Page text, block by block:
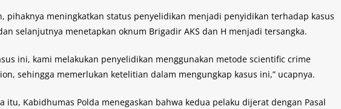
pihaknya meningkatkan status penyelidikan menjadi penyidikan terhadap kasus
selanjutnya menetapkan oknum Brigadir AKS dan H menjadi tersangka.
ini, kami melakukan penyelidikan menggunakan metode scientific crime
sehingga memerlukan ketelitian dalam mengungkap kasus ini,” ucapnya.
itu, Kabidhumas Polda menegaskan bahwa kedua pelaku dijerat dengan Pasal